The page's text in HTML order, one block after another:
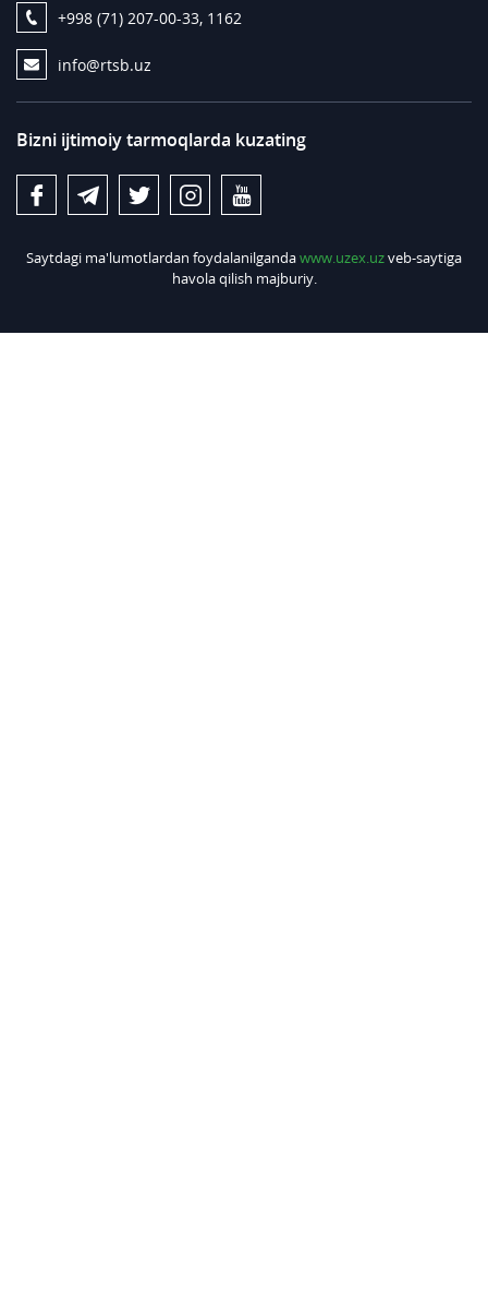
+998 (71) 207-00-33, 1162
info@rtsb.uz
Bizni ijtimoiy tarmoqlarda kuzating
Saytdagi ma'lumotlardan foydalanilgandawww.uzex.uzveb-saytiga
havola qilish majburiy.